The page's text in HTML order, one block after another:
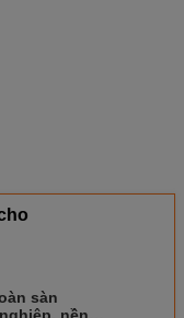
sàn